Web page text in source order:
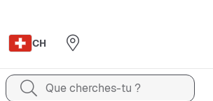
CH
Que cherches-tu ?